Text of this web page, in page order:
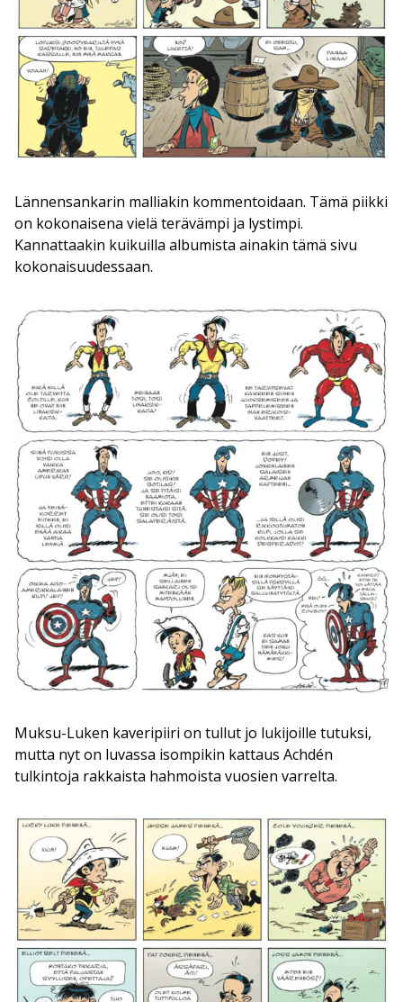
Lännensankarin malliakin kommentoidaan. Tämä piikki
on kokonaisena vielä terävämpi ja lystimpi.
Kannattaakin kuikuilla albumista ainakin tämä sivu
kokonaisuudessaan.
Muksu-Luken kaveripiiri on tullut jo lukijoille tutuksi,
mutta nyt on luvassa isompikin kattaus Achdén
tulkintoja rakkaista hahmoista vuosien varrelta.